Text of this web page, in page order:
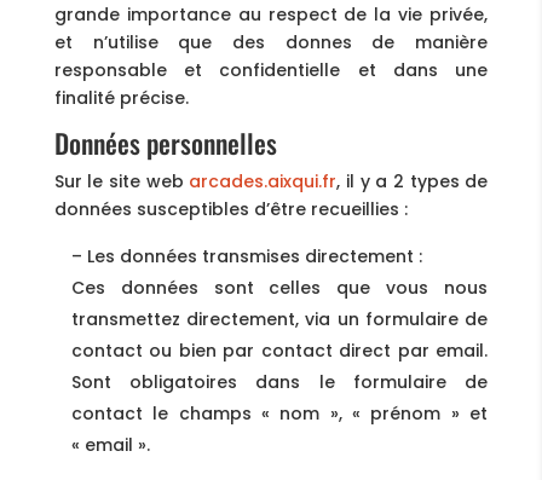
grande importance au respect de la vie privée,
et n’utilise que des donnes de manière
responsable et confidentielle et dans une
finalité précise.
Données personnelles
Sur le site web arcades.aixqui.fr, il y a 2 types de
données susceptibles d’être recueillies :
– Les données transmises directement :
Ces données sont celles que vous nous
transmettez directement, via un formulaire de
contact ou bien par contact direct par email.
Sont obligatoires dans le formulaire de
contact le champs « nom », « prénom » et
« email ».